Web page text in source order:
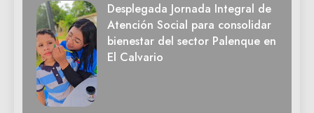
Desplegada Jornada Integral de
Atención Social para consolidar
bienestar del sector Palenque en
El Calvario